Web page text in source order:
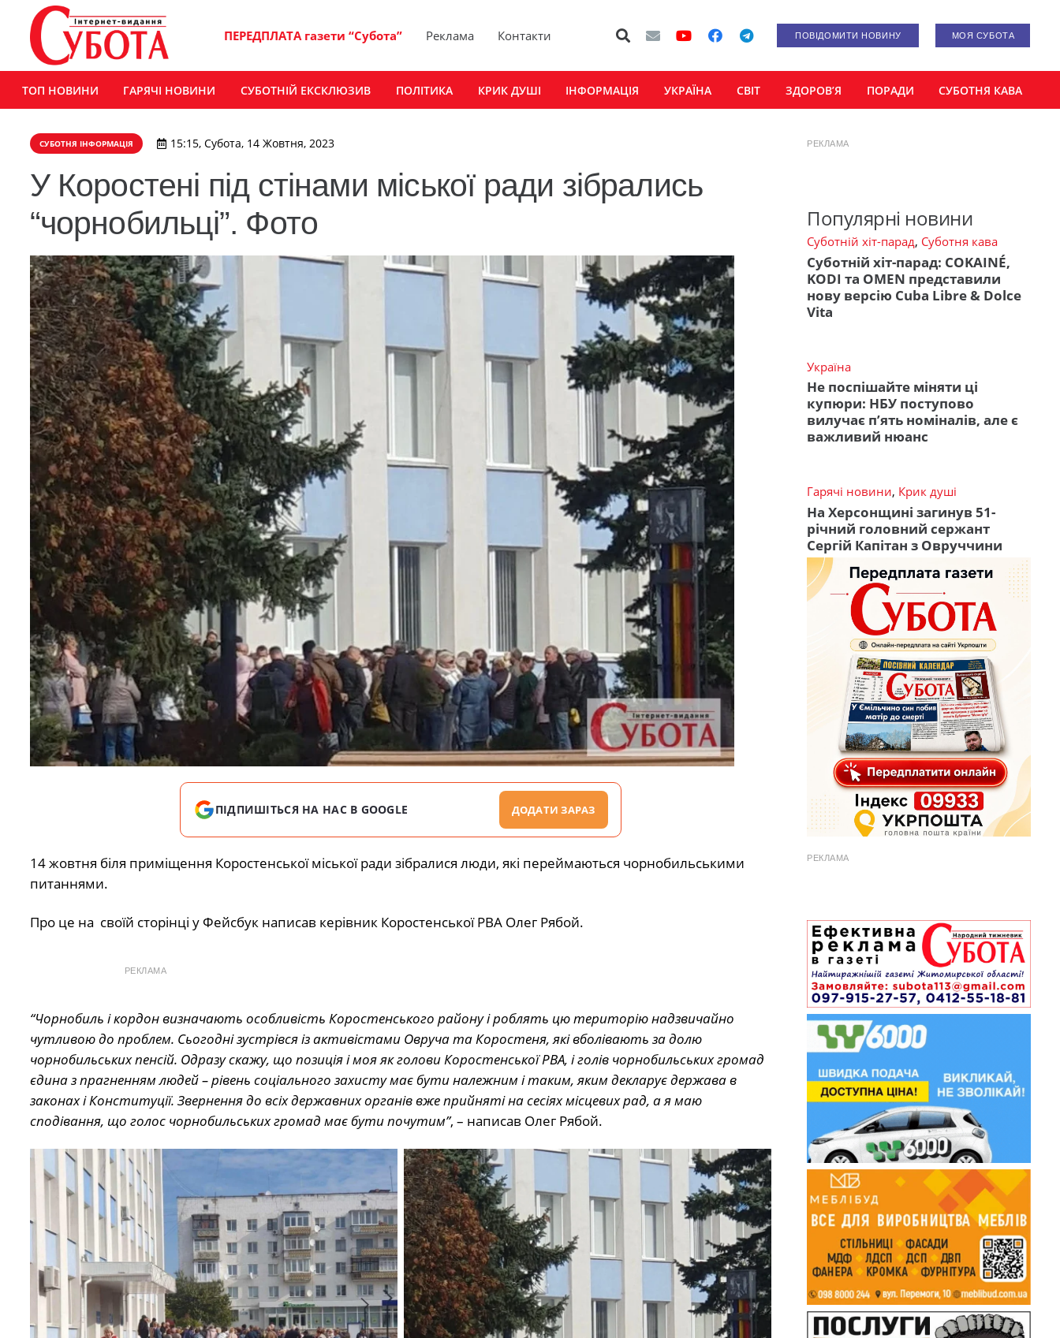
ПЕРЕДПЛАТА газети “Субота” Реклама Контакти ПОВІДОМИТИ НОВИНУ МОЯ СУБОТА
ТОП НОВИНИ ГАРЯЧІ НОВИНИ СУБОТНІЙ ЕКСКЛЮЗИВ ПОЛІТИКА КРИК ДУШІ ІНФОРМАЦІЯ УКРАЇНА СВІТ ЗДОРОВ’Я ПОРАДИ СУБОТНЯ КАВА
СУБОТНЯ ІНФОРМАЦІЯ 15:15, Субота, 14 Жовтня, 2023
У Коростені під стінами міської ради зібрались
“чорнобильці”. Фото
ПІДПИШІТЬСЯ НА НАС В GOOGLE ДОДАТИ ЗАРАЗ
14 жовтня біля приміщення Коростенської міської ради зібралися люди, які переймаються чорнобильськими
питаннями.
Про це на своїй сторінці у Фейсбук написав керівник Коростенської РВА Олег Рябой.
РЕКЛАМА
“Чорнобиль і кордон визначають особливість Коростенського району і роблять цю територію надзвичайно
чутливою до проблем. Сьогодні зустрівся із активістами Овруча та Коростеня, які вболівають за долю
чорнобильських пенсій. Одразу скажу, що позиція і моя як голови Коростенської РВА, і голів чорнобильських громад
єдина з прагненням людей – рівень соціального захисту має бути належним і таким, яким декларує держава в
законах і Конституції. Звернення до всіх державних органів вже прийняті на сесіях місцевих рад, а я маю
сподівання, що голос чорнобильських громад має бути почутим”, – написав Олег Рябой.
РЕКЛАМА
Популярні новини
Суботній хіт-парад, Суботня кава
Суботній хіт-парад: COKAINÉ,
KODI та OMEN представили
нову версію Cuba Libre & Dolce
Vita
Україна
Не поспішайте міняти ці
купюри: НБУ поступово
вилучає п’ять номіналів, але є
важливий нюанс
Гарячі новини, Крик душі
На Херсонщині загинув 51-
річний головний сержант
Сергій Капітан з Овруччини
РЕКЛАМА